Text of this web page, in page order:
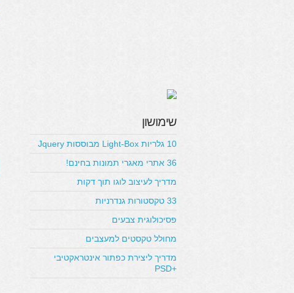
שימושון
10 גלריות Light-Box מבוססות Jquery
36 אתרי מאגרי תמונות בחינם!
מדריך לעיצוב לוגו תוך דקות
33 טקסטורות גנדרניות
פסיכולוגית צבעים
מחולל טקסטים למעצבים
מדריך ליצירת כפתור אינטראקטיבי
+PSD